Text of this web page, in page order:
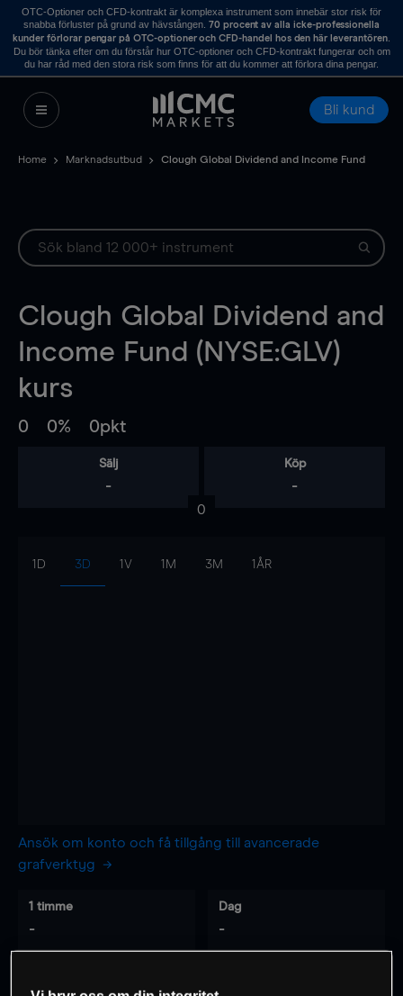
OTC-Optioner och CFD-kontrakt är komplexa instrument som innebär stor risk för
snabba förluster på grund av hävstången. 70 procent av alla icke-professionella
kunder förlorar pengar på OTC-optioner och CFD-handel hos den här leverantören.
Du bör tänka efter om du förstår hur OTC-optioner och CFD-kontrakt fungerar och om
du har råd med den stora risk som finns för att du kommer att förlora dina pengar.
Bli kund
Home Marknadsutbud Clough Global Dividend and Income Fund
Clough Global Dividend and
Income Fund (NYSE:GLV)
kurs
0 0% 0pkt
Sälj
-
Köp
-
0
1D 3D 1V 1M 3M 1ÅR
Ansök om konto och få tillgång till avancerade
grafverktyg
1 timme
-
Dag
-